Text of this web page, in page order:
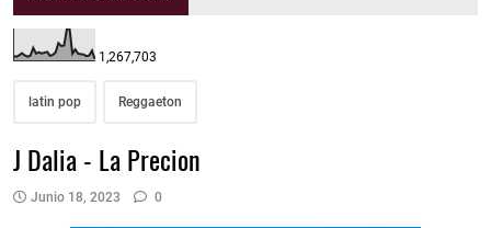
1,267,703
latin pop Reggaeton
J Dalia - La Precion
Junio 18, 2023 0